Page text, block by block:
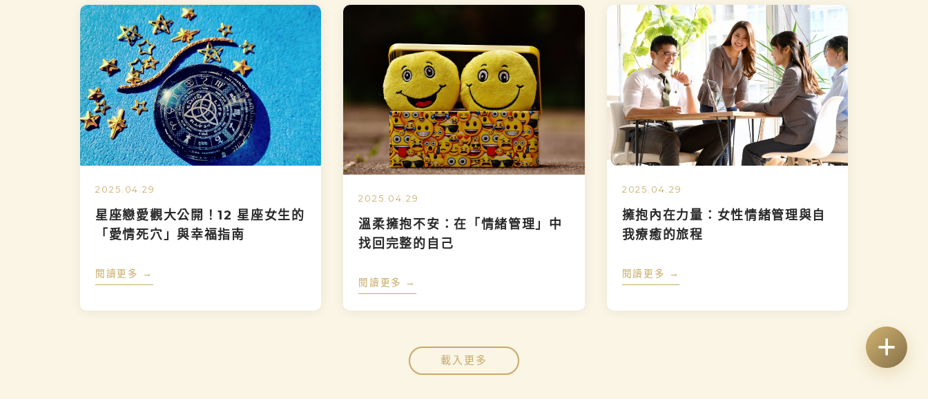
2025.04.29
星座戀愛觀大公開！12 星座女生的
「愛情死穴」與幸福指南
閱讀更多 →
2025.04.29
溫柔擁抱不安：在「情緒管理」中
找回完整的自己
閱讀更多 →
2025.04.29
擁抱內在力量：女性情緒管理與自
我療癒的旅程
閱讀更多 →
載入更多